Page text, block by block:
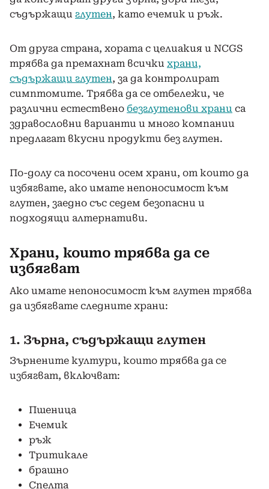
съдържащи глутен, като ечемик и ръж.
От друга страна, хората с целиакия и NCGS
трябва да премахнат всички храни,
съдържащи глутен, за да контролират
симптомите. Трябва да се отбележи, че
различни естествено безглутенови храни са
здравословни варианти и много компании
предлагат вкусни продукти без глутен.
По-долу са посочени осем храни, от които да
избягвате, ако имате непоносимост към
глутен, заедно със седем безопасни и
подходящи алтернативи.
Храни, които трябва да се
избягват
Ако имате непоносимост към глутен трябва
да избягвате следните храни:
1. Зърна, съдържащи глутен
Зърнените култури, които трябва да се
избягват, включват:
Пшеница
Ечемик
ръж
Тритикале
брашно
Спелта